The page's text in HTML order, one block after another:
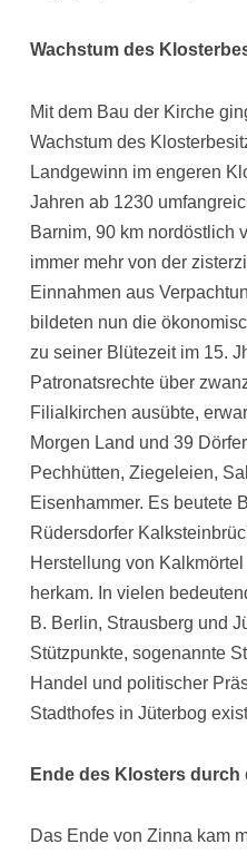
Wachstum des
Mit dem Bau der Kirche
Wachstum des
Landgewinn im engeren
Jahren ab 1230
Barnim, 90 km nordöstlich
immer mehr von der
Einnahmen aus
bildeten nun die
zu seiner Blütezeit im 15.
Patronatsrechte über
Filialkirchen ausübte,
Morgen Land und 39
Pechhütten, Ziegeleien,
Eisenhammer. Es beutete
Rüdersdorfer
Herstellung von
herkam. In vielen
B. Berlin, Strausberg und
Stützpunkte, sogenannte
Handel und politischer
Stadthofes in Jüterbog
Ende des Klosters durch
Das Ende von Zinna kam